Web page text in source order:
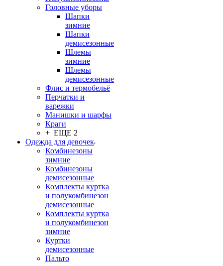
Головные уборы
Шапки
зимние
Шапки
демисезонные
Шлемы
зимние
Шлемы
демисезонные
Флис и термобельё
Перчатки и
варежки
Манишки и шарфы
Краги
+ ЕЩЕ 2
Одежда для девочек
Комбинезоны
зимние
Комбинезоны
демисезонные
Комплекты куртка
и полукомбинезон
демисезонные
Комплекты куртка
и полукомбинезон
зимние
Куртки
демисезонные
Пальто